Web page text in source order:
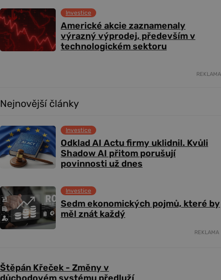
Americké akcie zaznamenaly
výrazný výprodej, především v
technologickém sektoru
Investice
REKLAMA
Nejnovější články
Odklad AI Actu firmy uklidnil. Kvůli
Shadow AI přitom porušují
povinnosti už dnes
Investice
Sedm ekonomických pojmů, které by
měl znát každý
Investice
REKLAMA
Štěpán Křeček - Změny v